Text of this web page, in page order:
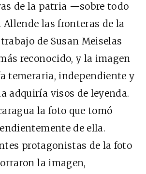
de la patria —sobre todo
Allende las fronteras de la
de Susan Meiselas
reconocido, y la imagen
temeraria, independiente y
adquiría visos de leyenda.
la foto que tomó
de ella.
protagonistas de la foto
la imagen,